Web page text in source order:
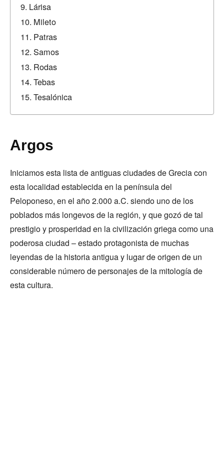
Lárisa
Mileto
Patras
Samos
Rodas
Tebas
Tesalónica
Argos
Iniciamos esta lista de antiguas ciudades de Grecia con
esta localidad establecida en la península del
Peloponeso, en el año 2.000 a.C. siendo uno de los
poblados más longevos de la región, y que gozó de tal
prestigio y prosperidad en la civilización griega como una
poderosa ciudad – estado protagonista de muchas
leyendas de la historia antigua y lugar de origen de un
considerable número de personajes de la mitología de
esta cultura.